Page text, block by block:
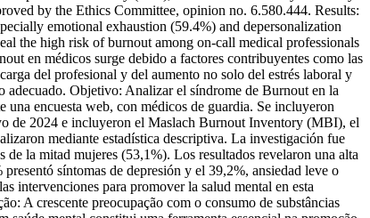
by the Ethics Committee, opinion no. 6.580.444. Results:
emotional exhaustion (59.4%) and depersonalization
the high risk of burnout among on-call medical professionals
en médicos surge debido a factores contribuyentes como las
del profesional y del aumento no solo del estrés laboral y
adecuado. Objetivo: Analizar el síndrome de Burnout en la
encuesta web, con médicos de guardia. Se incluyeron
de 2024 e incluyeron el Maslach Burnout Inventory (MBI), el
mediante estadística descriptiva. La investigación fue
la mitad mujeres (53,1%). Los resultados revelaron una alta
síntomas de depresión y el 39,2%, ansiedad leve o
intervenciones para promover la salud mental en esta
A crescente preocupação com o consumo de substâncias